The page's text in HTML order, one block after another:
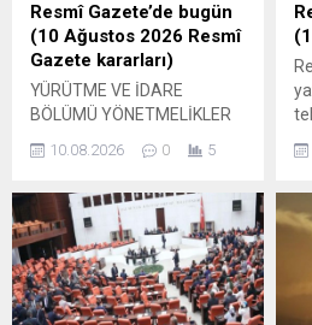
Resmî Gazete’de bugün
(10 Ağustos 2026 Resmî
Gazete kararları)
YÜRÜTME VE İDARE
BÖLÜMÜ YÖNETMELİKLER
Nükleer Malzemeler
Merkezi Yönetmeliğinin
Yürürlükten Kaldırılmasına
Dair Yönetmelik–– Selçuk
Üniversitesi Osmanlı Tarihi
ve Medeniyeti ...
10.08.2026 0 5